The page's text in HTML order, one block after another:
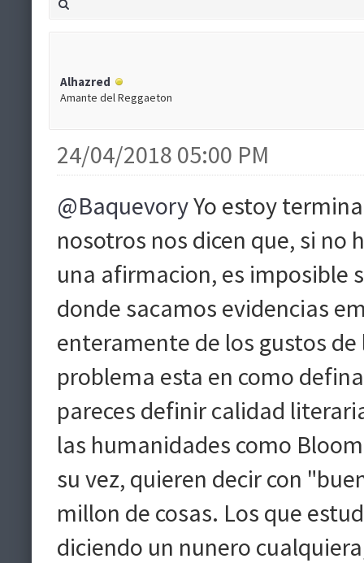
Alhazred
Amante del Reggaeton
24/04/2018 05:00 PM
@BaquevoryYo estoy
nosotros nos dicen que, si no
una afirmacion, es imposible
donde sacamos evidencias
enteramente de los gustos de
problema esta en como
pareces definir calidad
las humanidades como
su vez, quieren decir con
millon de cosas. Los que
diciendo un nunero